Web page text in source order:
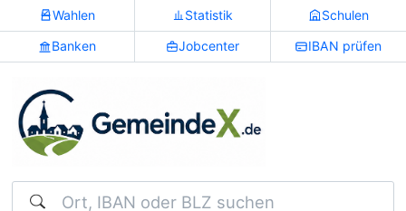
Wahlen Statistik Schulen
Banken Jobcenter IBAN prüfen
Suchen